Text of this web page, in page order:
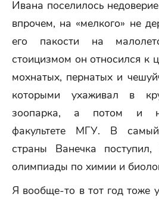
Ивана поселилось
впрочем, на «мелкого» не
его пакости на
стоицизмом он относился к
мохнатых, пернатых и
которыми ухаживал в
зоопарка, а потом и
факультете МГУ. В
страны Ванечка поступил,
олимпиады по химии и
Я вообще-то в тот год тоже